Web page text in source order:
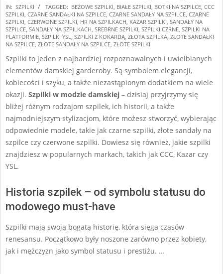
2025-
01-
27
IN: SZPILKI TAGGED: BEŻOWE SZPILKI BIAŁE SZPILKI BOTKI NA SZPILCE CCC
SZPILKI CZARNE SANDAŁKI NA SZPILCE CZARNE SANDAŁY NA SZPILCE CZARNE
SZPILKI CZERWONE SZPILKI HR NA SZPILKACH KAZAR SZPILKI SANDAŁY NA
SZPILCE SANDAŁY NA SZPILKACH SREBRNE SZPILKI SZPILKI CZRNE SZPILKI NA
PLATFORMIE SZPILKI YSL SZPILKI Z KOKARDĄ ZŁOTA SZPILKA ZŁOTE SANDAŁKI
NA SZPILCE ZŁOTE SANDAŁY NA SZPILCE ZŁOTE SZPILKI
Szpilki to jeden z najbardziej rozpoznawalnych i uwielbianych
elementów damskiej garderoby. Są symbolem elegancji,
kobiecości i szyku, a także niezastąpionym dodatkiem na wiele
okazji. Szpilki w modzie damskiej – dzisiaj przyjrzymy się
bliżej różnym rodzajom szpilek, ich historii, a także
najmodniejszym stylizacjom, które możesz stworzyć, wybierając
odpowiednie modele, takie jak czarne szpilki, złote sandały na
szpilce czy czerwone szpilki. Dowiesz się również, jakie szpilki
znajdziesz w popularnych markach, takich jak CCC, Kazar czy
YSL.
Historia szpilek – od symbolu statusu do
modowego must-have
Szpilki mają swoją bogatą historię, która sięga czasów
renesansu. Początkowo były noszone zarówno przez kobiety,
jak i mężczyzn jako symbol statusu i prestiżu. …